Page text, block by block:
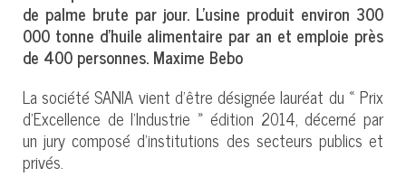
de palme brute par jour. L’usine produit environ 300
000 tonne d'huile alimentaire par an et emploie près
de 400 personnes. Maxime Bebo
La société SANIA vient d’être désignée lauréat du « Prix
d’Excellence de l’Industrie » édition 2014, décerné par
un jury composé d’institutions des secteurs publics et
privés.